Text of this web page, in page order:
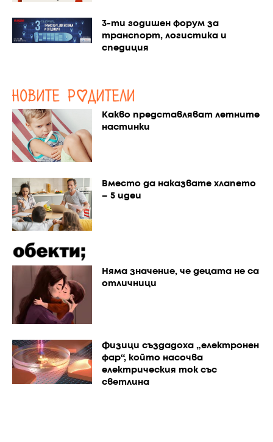
3-ти годишен форум за
транспорт, логистика и
спедиция
Какво представляват летните
настинки
Вместо да наказвате хлапето
– 5 идеи
Няма значение, че децата не са
отличници
Физици създадоха „електронен
фар“, който насочва
електрическия ток със
светлина